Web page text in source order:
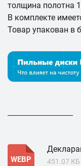
толщина полотна
В комплекте
Товар упакован в
WEBP 451.07 КБ